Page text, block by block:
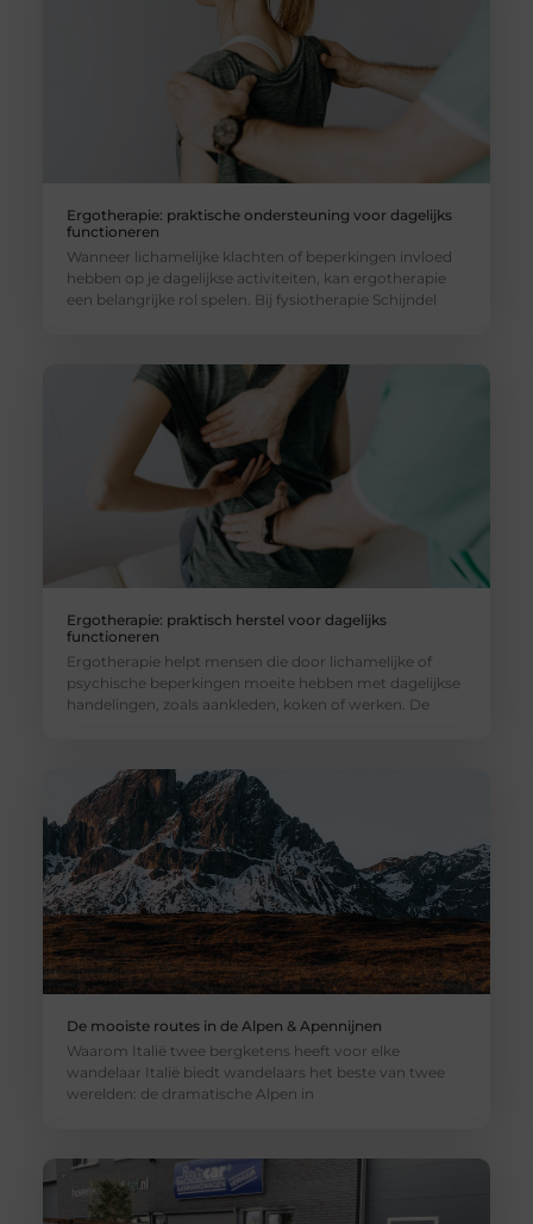
Ergotherapie: praktische ondersteuning voor dagelijks
functioneren
Wanneer lichamelijke klachten of beperkingen invloed
hebben op je dagelijkse activiteiten, kan ergotherapie
een belangrijke rol spelen. Bij fysiotherapie Schijndel
Ergotherapie: praktisch herstel voor dagelijks
functioneren
Ergotherapie helpt mensen die door lichamelijke of
psychische beperkingen moeite hebben met dagelijkse
handelingen, zoals aankleden, koken of werken. De
De mooiste routes in de Alpen & Apennijnen
Waarom Italië twee bergketens heeft voor elke
wandelaar Italië biedt wandelaars het beste van twee
werelden: de dramatische Alpen in